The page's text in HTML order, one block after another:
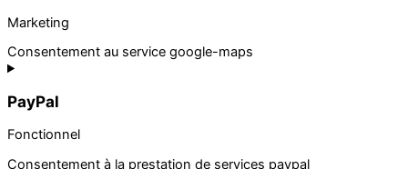
Marketing
Consentement au service google-maps
PayPal
Fonctionnel
Consentement à la prestation de services paypal